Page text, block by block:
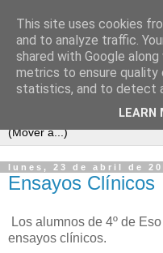
lunes, 23 de abril de
Ensayos Clínicos
Los alumnos de 4º de
ensayos clínicos.
This site uses cookies
and to analyze traffic.
shared with Google
metrics to ensure quality
statistics, and to detect
LEARN